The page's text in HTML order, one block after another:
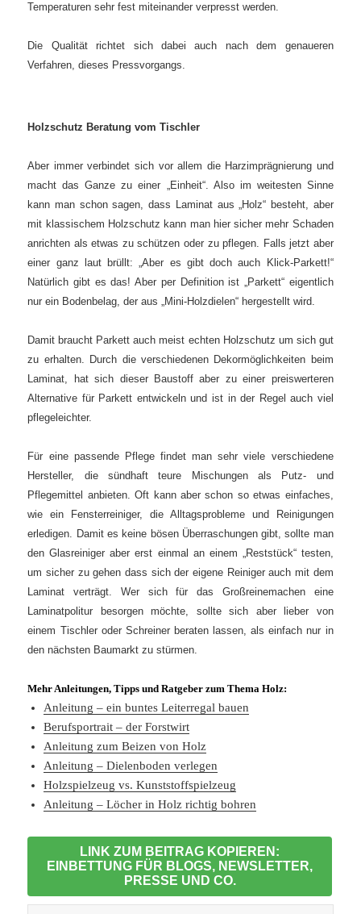
Temperaturen sehr fest miteinander verpresst werden.
Die Qualität richtet sich dabei auch nach dem genaueren
Verfahren, dieses Pressvorgangs.
Holzschutz Beratung vom Tischler
Aber immer verbindet sich vor allem die Harzimprägnierung und
macht das Ganze zu einer „Einheit“. Also im weitesten Sinne
kann man schon sagen, dass Laminat aus „Holz“ besteht, aber
mit klassischem Holzschutz kann man hier sicher mehr Schaden
anrichten als etwas zu schützen oder zu pflegen. Falls jetzt aber
einer ganz laut brüllt: „Aber es gibt doch auch Klick-Parkett!“
Natürlich gibt es das! Aber per Definition ist „Parkett“ eigentlich
nur ein Bodenbelag, der aus „Mini-Holzdielen“ hergestellt wird.
Damit braucht Parkett auch meist echten Holzschutz um sich gut
zu erhalten. Durch die verschiedenen Dekormöglichkeiten beim
Laminat, hat sich dieser Baustoff aber zu einer preiswerteren
Alternative für Parkett entwickeln und ist in der Regel auch viel
pflegeleichter.
Für eine passende Pflege findet man sehr viele verschiedene
Hersteller, die sündhaft teure Mischungen als Putz- und
Pflegemittel anbieten. Oft kann aber schon so etwas einfaches,
wie ein Fensterreiniger, die Alltagsprobleme und Reinigungen
erledigen. Damit es keine bösen Überraschungen gibt, sollte man
den Glasreiniger aber erst einmal an einem „Reststück“ testen,
um sicher zu gehen dass sich der eigene Reiniger auch mit dem
Laminat verträgt. Wer sich für das Großreinemachen eine
Laminatpolitur besorgen möchte, sollte sich aber lieber von
einem Tischler oder Schreiner beraten lassen, als einfach nur in
den nächsten Baumarkt zu stürmen.
Mehr Anleitungen, Tipps und Ratgeber zum Thema Holz:
Anleitung – ein buntes Leiterregal bauen
Berufsportrait – der Forstwirt
Anleitung zum Beizen von Holz
Anleitung – Dielenboden verlegen
Holzspielzeug vs. Kunststoffspielzeug
Anleitung – Löcher in Holz richtig bohren
LINK ZUM BEITRAG KOPIEREN:
EINBETTUNG FÜR BLOGS, NEWSLETTER,
PRESSE UND CO.